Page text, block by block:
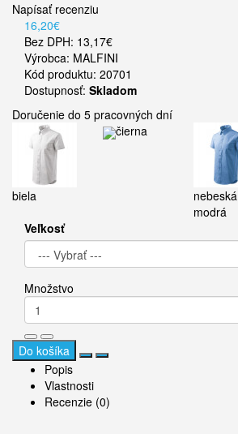
Napísať recenziu
16,20€
Bez DPH: 13,17€
Výrobca: MALFINI
Kód produktu: 20701
Dostupnosť: Skladom
Doručenie do 5 pracovných dní
biela
čierna
nebeská
modrá
Veľkosť
Množstvo
Do košíka
Popis
Vlastnosti
Recenzie (0)